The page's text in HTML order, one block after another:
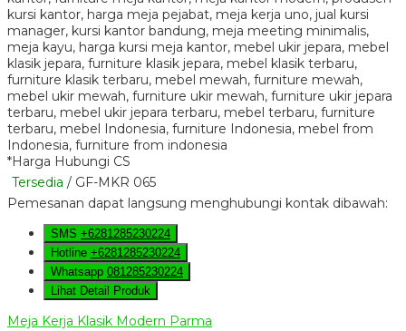
*Harga Hubungi CS
Tersedia / GF-MKR 065
Pemesanan dapat langsung menghubungi kontak dibawah:
SMS +6281285230224
Hotline +6281285230224
Whatsapp 081285230224
Lihat Detail Produk
Meja Kerja Klasik Modern Parma